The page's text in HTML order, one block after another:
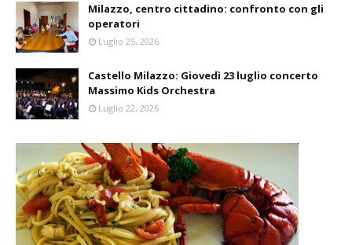
Milazzo, centro cittadino: confronto con gli
operatori
Luglio 25, 2026
Castello Milazzo: Giovedì 23 luglio concerto
Massimo Kids Orchestra
Luglio 22, 2026